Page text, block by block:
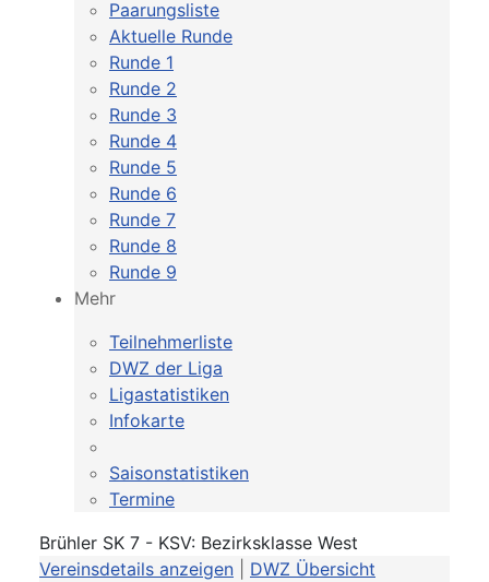
Paarungsliste
Aktuelle Runde
Runde 1
Runde 2
Runde 3
Runde 4
Runde 5
Runde 6
Runde 7
Runde 8
Runde 9
Mehr
Teilnehmerliste
DWZ der Liga
Ligastatistiken
Infokarte
Saisonstatistiken
Termine
Brühler SK 7 - KSV: Bezirksklasse West
Vereinsdetails anzeigen
DWZ Übersicht